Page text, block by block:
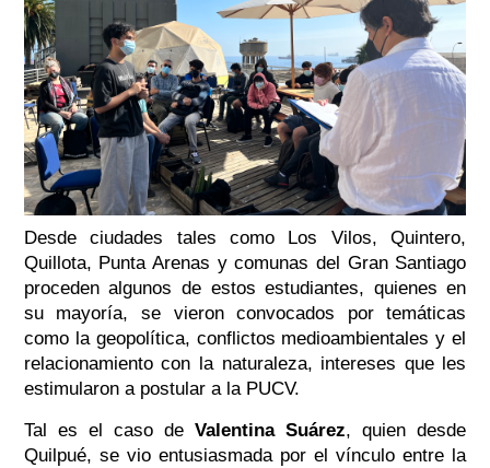
Desde ciudades tales como Los Vilos, Quintero,
Quillota, Punta Arenas y comunas del Gran Santiago
proceden algunos de estos estudiantes, quienes en
su mayoría, se vieron convocados por temáticas
como la geopolítica, conflictos medioambientales y el
relacionamiento con la naturaleza, intereses que les
estimularon a postular a la PUCV.
Tal es el caso deValentina Suárez, quien desde
Quilpué, se vio entusiasmada por el vínculo entre la